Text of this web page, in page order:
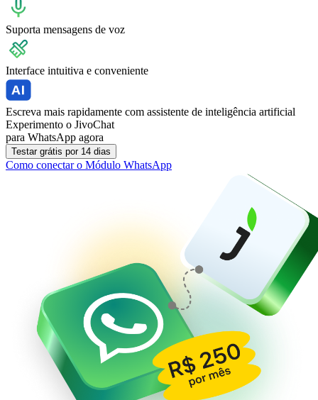
Suporta mensagens de voz
Interface intuitiva e conveniente
Escreva mais rapidamente com assistente de inteligência artificial
Experimento o JivoChat
para WhatsApp agora
Testar grátis por 14 dias
Como conectar o Módulo WhatsApp